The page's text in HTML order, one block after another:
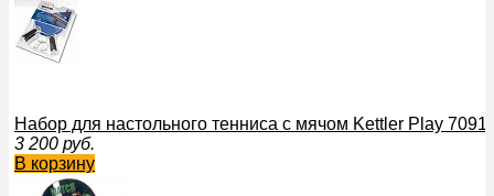
Набор для настольного тенниса с мячом Kettler Play
3 200 руб.
В корзину